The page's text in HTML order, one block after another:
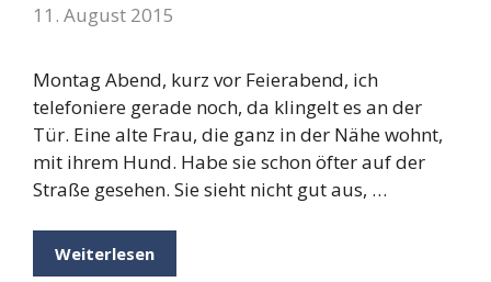
11. August 2015
Montag Abend, kurz vor Feierabend, ich
telefoniere gerade noch, da klingelt es an der
Tür. Eine alte Frau, die ganz in der Nähe wohnt,
mit ihrem Hund. Habe sie schon öfter auf der
Straße gesehen. Sie sieht nicht gut aus, …
Weiterlesen